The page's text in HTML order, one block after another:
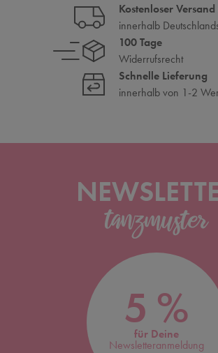
Kostenloser
innerhalb
100 Tage
Widerrufsrecht
Schnelle Lieferung
innerhalb von 1-2
5 %
für Deine
Newsletteranmeldung